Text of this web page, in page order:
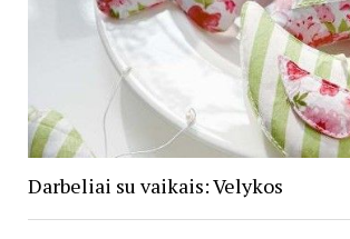
Darbeliai su vaikais: Velykos